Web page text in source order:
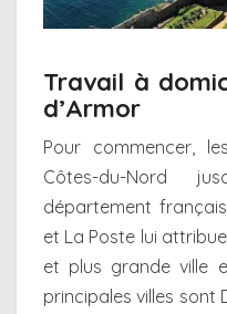
Travail à
d’Armor
Pour commencer,
Côtes-du-Nord
département
et La Poste lui
et plus grande ville
principales villes sont